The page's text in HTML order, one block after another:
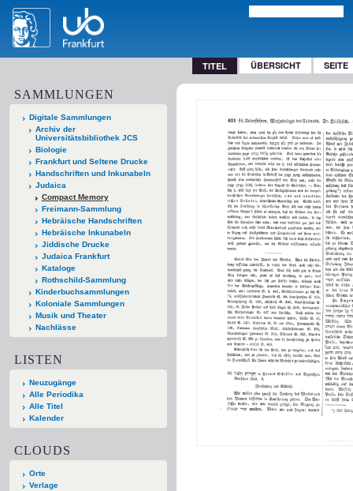
TITEL ÜBERSICHT SEITE
SAMMLUNGEN
Digitale Sammlungen
Archiv der
Universitätsbibliothek JCS
Biologie
Frankfurt und Seltene Drucke
Handschriften und Inkunabeln
Judaica
Compact Memory
Freimann-Sammlung
Hebräische Handschriften
Hebräische Inkunabeln
Jiddische Drucke
Judaica Frankfurt
Kataloge
Rothschild-Sammlung
Kinderbuchsammlungen
Koloniale Sammlungen
Musik und Theater
Nachlässe
LISTEN
Neuzugänge
Alle Periodika
Alle Titel
Kalender
CLOUDS
Orte
Verlage